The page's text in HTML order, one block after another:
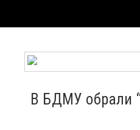
В БДМУ обрали